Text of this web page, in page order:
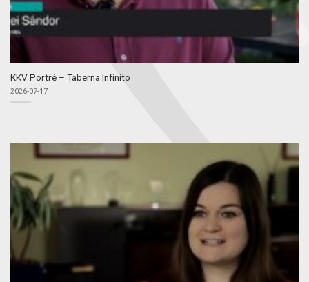
KKV Portré – Taberna Infinito
2026-07-17